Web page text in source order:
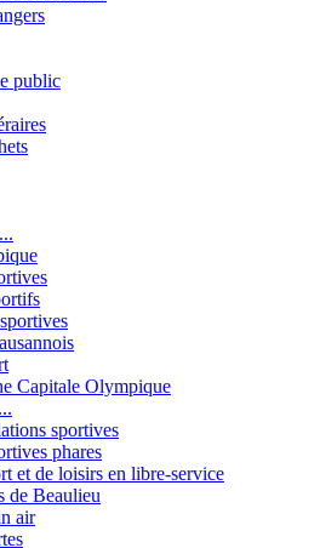
public
Capitale Olympique
sportives
phares
et de loisirs en libre-service
de Beaulieu
air